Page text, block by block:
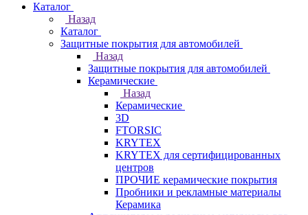
Каталог
Назад
Каталог
Защитные покрытия для автомобилей
Назад
Защитные покрытия для автомобилей
Керамические
Назад
Керамические
3D
FTORSIC
KRYTEX
KRYTEX для сертифицированных
центров
ПРОЧИЕ керамические покрытия
Пробники и рекламные материалы
Керамика